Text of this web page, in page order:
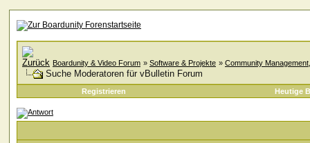
Boardunity & Video Forum » Software & Projekte » Community
Suche Moderatoren für vBulletin Forum
Registrieren Heutige